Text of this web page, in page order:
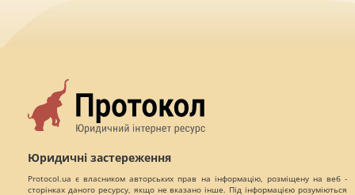
Юридичні застереження
Protocol.ua є власником авторських прав на інформацію, розміщену на веб -
сторінках даного ресурсу, якщо не вказано інше. Під інформацією розуміються